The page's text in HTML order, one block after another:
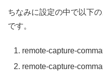
ちなみに設定の中で以下
です。
remote-capture-
remote-capture-